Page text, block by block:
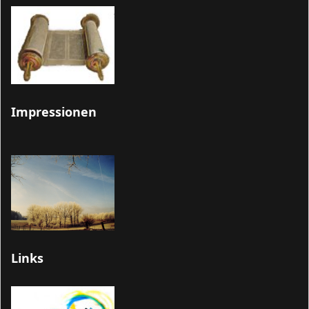
Impressionen
Links